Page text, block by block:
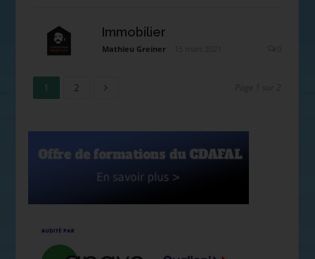
Immobilier
Mathieu Greiner
1 2